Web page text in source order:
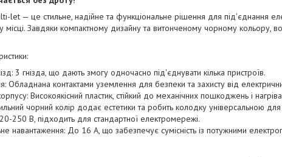
let — це стильне, надійне та функціональне рішення для під'єднання
Завдяки компактному дизайну та витонченому чорному кольору,
3 гнізда, що дають змогу одночасно під'єднувати кілька пристроїв.
Обладнана контактами уземлення для безпеки та захисту від
Високоякісний пластик, стійкий до механічних пошкоджень і
чорний колір додає естетики та робить колодку універсальною
250 В, підходить для стандартної електромережі.
навантаження: До 16 А, що забезпечує сумісність із потужними